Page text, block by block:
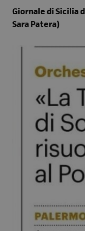
Giornale di Sicilia
Sara Patera)